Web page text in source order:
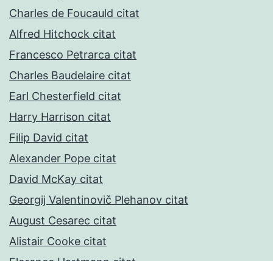
Charles de Foucauld citat
Alfred Hitchock citat
Francesco Petrarca citat
Charles Baudelaire citat
Earl Chesterfield citat
Harry Harrison citat
Filip David citat
Alexander Pope citat
David McKay citat
Georgij Valentinovič Plehanov citat
August Cesarec citat
Alistair Cooke citat